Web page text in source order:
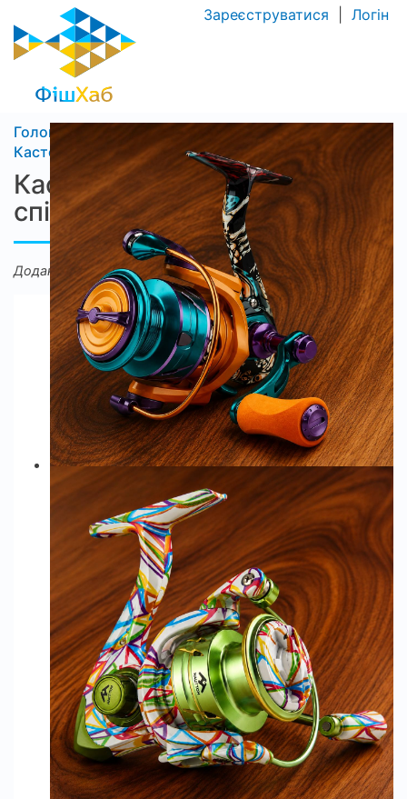
Зареєструватися Логін
Головна
Фішхаб Маркет
Кастомні катушки для спінінгової ловлі
Кастомні катушки для
спінінгової ловлі
Додано: 20:00 07/07/2026